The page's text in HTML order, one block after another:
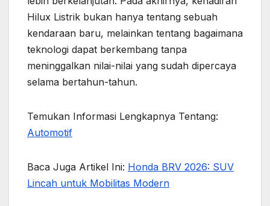
Hilux Listrik bukan hanya tentang sebuah
kendaraan baru, melainkan tentang bagaimana
teknologi dapat berkembang tanpa
meninggalkan nilai-nilai yang sudah dipercaya
selama bertahun-tahun.
Temukan Informasi Lengkapnya Tentang:
Automotif
Baca Juga Artikel Ini: Honda BRV 2026: SUV
Lincah untuk Mobilitas Modern